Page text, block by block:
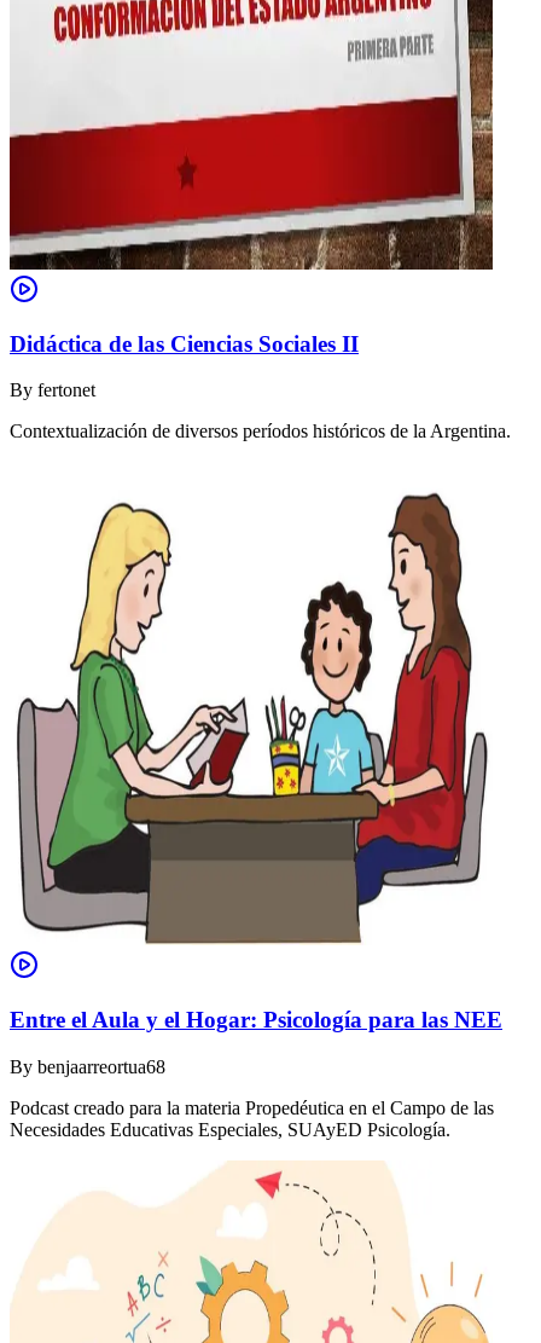
Didáctica de las Ciencias Sociales II
By fertonet
Contextualización de diversos períodos históricos de la Argentina.
Entre el Aula y el Hogar: Psicología para las NEE
By benjaarreortua68
Podcast creado para la materia Propedéutica en el Campo de las
Necesidades Educativas Especiales, SUAyED Psicología.